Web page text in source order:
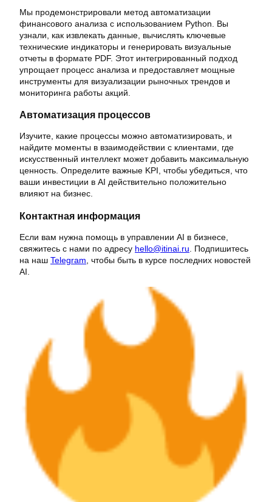
Мы продемонстрировали метод автоматизации
финансового анализа с использованием Python. Вы
узнали, как извлекать данные, вычислять ключевые
технические индикаторы и генерировать визуальные
отчеты в формате PDF. Этот интегрированный подход
упрощает процесс анализа и предоставляет мощные
инструменты для визуализации рыночных трендов и
мониторинга работы акций.
Автоматизация процессов
Изучите, какие процессы можно автоматизировать, и
найдите моменты в взаимодействии с клиентами, где
искусственный интеллект может добавить максимальную
ценность. Определите важные KPI, чтобы убедиться, что
ваши инвестиции в AI действительно положительно
влияют на бизнес.
Контактная информация
Если вам нужна помощь в управлении AI в бизнесе,
свяжитесь с нами по адресу hello@itinai.ru. Подпишитесь
на наш Telegram, чтобы быть в курсе последних новостей
AI.